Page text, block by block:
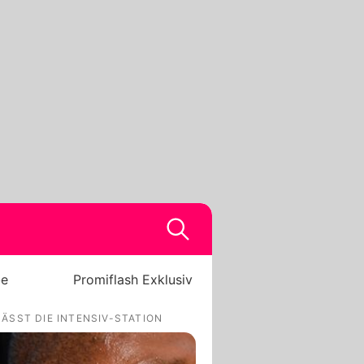
Promiflash Exklusiv
DIE INTENSIV-STATION